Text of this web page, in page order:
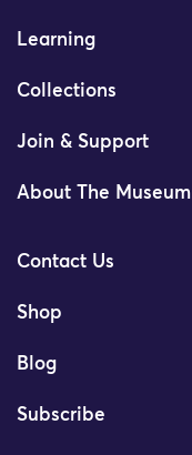
Learning
Collections
Join & Support
About The Museum
Contact Us
Shop
Blog
Subscribe